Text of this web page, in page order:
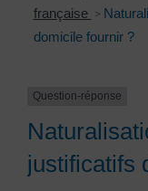
française >
domicile fournir ?
Question-réponse
justificatifs